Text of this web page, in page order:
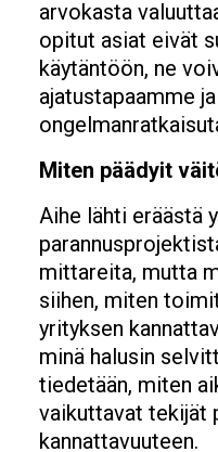
arvokasta
opitut asiat eivät
käytäntöön, ne
ajatustapaamme ja
Miten päädyit
Aihe lähti eräästä
mittareita, mutta
siihen, miten
yrityksen
minä halusin
tiedetään, miten
vaikuttavat tekijät
kannattavuuteen.